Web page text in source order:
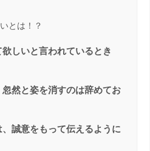
とは！？
しいと言われているとき
然と姿を消すのは辞めてお
誠意をもって伝えるように